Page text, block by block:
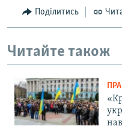
Поділитись
Читайте також